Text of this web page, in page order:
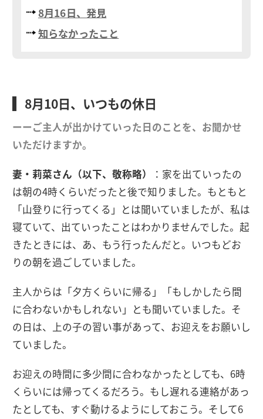
8月16日、発見
知らなかったこと
8月10日、いつもの休日
ーーご主人が出かけていった日のことを、お聞かせ
いただけますか。
妻・莉菜さん（以下、敬称略）
：家を出ていったの
は朝の4時くらいだったと後で知りました。もともと
「山登りに行ってくる」とは聞いていましたが、私は
寝ていて、出ていったことはわかりませんでした。起
きたときには、あ、もう行ったんだと。いつもどお
りの朝を過ごしていました。
主人からは「夕方くらいに帰る」「もしかしたら間
に合わないかもしれない」とも聞いていました。そ
の日は、上の子の習い事があって、お迎えをお願いし
ていました。
お迎えの時間に多少間に合わなかったとしても、6時
くらいには帰ってくるだろう。もし遅れる連絡があっ
たとしても、すぐ動けるようにしておこう。そして6